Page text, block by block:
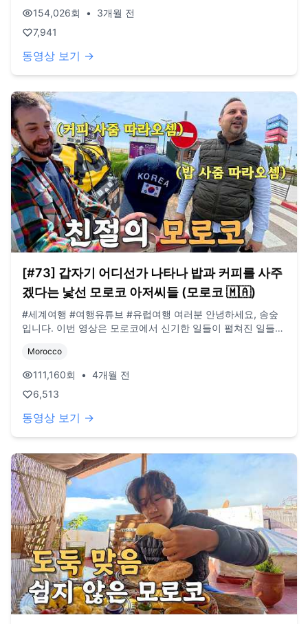
니다. 오늘도 사랑합니다. 비즈니스 이메일:
biz@companyboat.com 개인 이메일:
dlstjr8585@naver.com 인스타그램: song_forest 카메라:
154,026회 •
3개월 전
7,941
동영상 보기 →
[#73] 갑자기 어디선가 나타나 밥과 커피를 사주
겠다는 낯선 모로코 아저씨들 (모로코 🇲🇦)
#세계여행 #여행유튜브 #유럽여행 여러분 안녕하세요, 송숲
입니다. 이번 영상은 모로코에서 신기한 일들이 펼쳐진 일들의
셔서 감사드리고, 오늘도 행복한 하루 보내시길 바랍니다. 오
늘도 사랑합니다. 비즈니스 이메일: biz@companyboat.com
개인 이메일: dlstjr8585@naver.com 인스타그램:
song_forest 카메라: GoPro12 black, Iphone 13 드론: DJI
Morocco
111,160회 • 4개월 전
6,513
동영상 보기 →